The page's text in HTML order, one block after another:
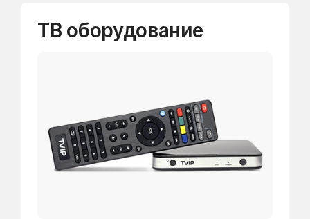
ТВ оборудование